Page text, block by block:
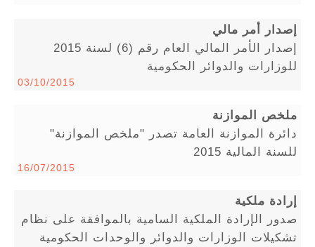
إصدار أمر مالي
إصدار الأمر المالي العام رقم (6) لسنة 2015
للوزارات والدوائر الحكومية
03/10/2015
ملخص الموازنة
دائرة الموازنة العامة تصدر "ملخص الموازنة"
للسنة المالية 2015
16/07/2015
إرادة ملكية
صدور الإرادة الملكية السامية بالموافقة على نظام
تشكيلات الوزارات والدوائر والوحدات الحكومية